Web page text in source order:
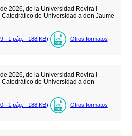
2026, de la Universidad Rovira i
de Universidad a don Jaume
- 1 pág. - 188 KB) Otros formatos
2026, de la Universidad Rovira i
de Universidad a don
- 1 pág. - 188 KB) Otros formatos